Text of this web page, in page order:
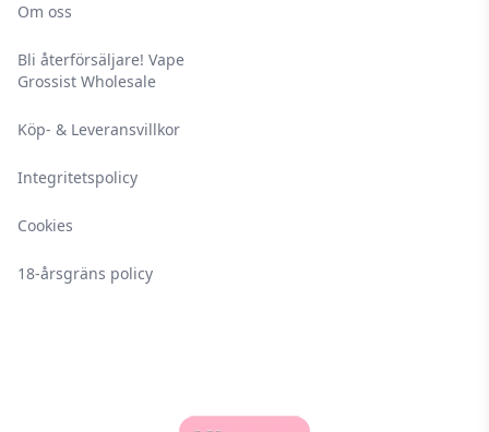
Om oss
Bli återförsäljare! Vape
Grossist Wholesale
Köp- & Leveransvillkor
Integritetspolicy
Cookies
18-årsgräns policy